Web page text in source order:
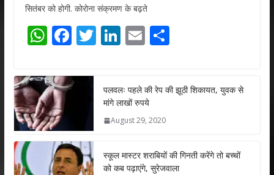
सितंबर को होगी. कोरोना संक्रमण के बढ़ते
W
at
s
A
p
p
F
e
b
o
k
T
er
Li
e
dI
n
E
l
S
e
पलवलः पहले की रेप की झूठी शिकायत, युवक से
मांगे लाखों रुपये
August 29, 2020
स्कूल मास्टर शराबियों की गिनती करेंगे तो बच्चों
को कब पढ़ाएंगे, सुरेजवाला